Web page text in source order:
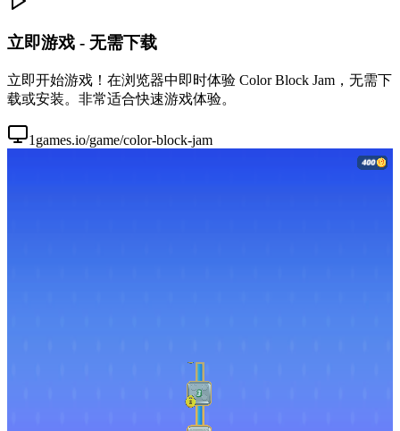
立即游戏 - 无需下载
立即开始游戏！在浏览器中即时体验 Color Block Jam，无需下
载或安装。非常适合快速游戏体验。
1games.io/game/color-block-jam